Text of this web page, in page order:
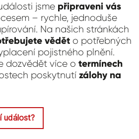
jsme připraveni vás
– rychle, jednoduše
Na našich stránkách
vědět o potřebných
pojistného plnění.
dozvědět více otermínech
poskytnutízálohy na
událost?